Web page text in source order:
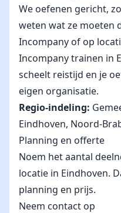
We oefenen gericht,
weten wat ze moeten
Incompany of op
Incompany trainen in
scheelt reistijd en je
eigen organisatie.
Regio-indeling:
Eindhoven, Noord-
Planning en offerte
Noem het aantal
locatie in Eindhoven.
planning en prijs.
Neem contact op